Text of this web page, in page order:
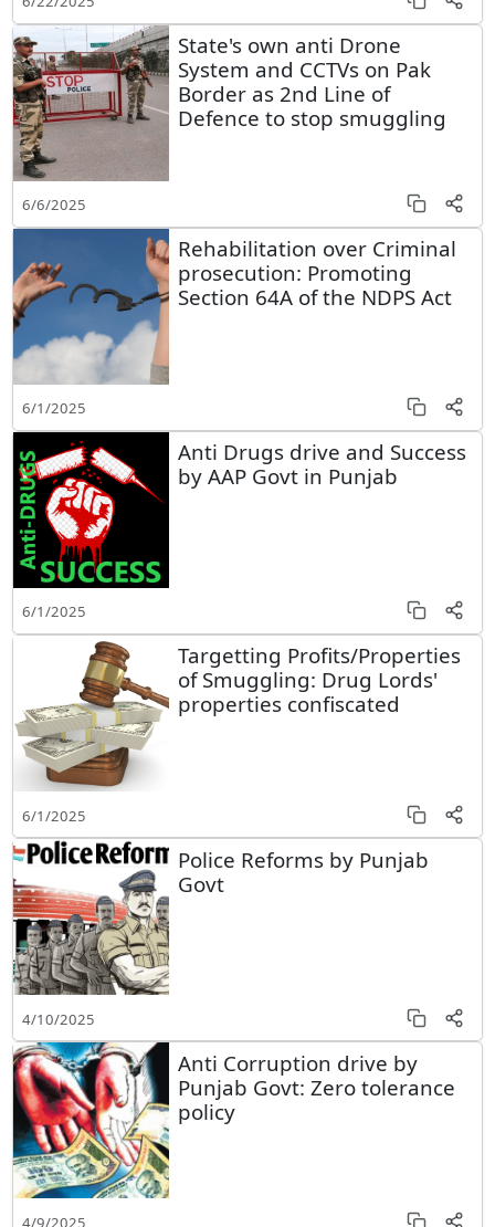
State's own anti Drone
System and CCTVs on Pak
Border as 2nd Line of
Defence to stop smuggling
6/6/2025
Rehabilitation over Criminal
prosecution: Promoting
Section 64A of the NDPS Act
6/1/2025
Anti Drugs drive and Success
by AAP Govt in Punjab
6/1/2025
Targetting Profits/Properties
of Smuggling: Drug Lords'
properties confiscated
6/1/2025
Police Reforms by Punjab
Govt
4/10/2025
Anti Corruption drive by
Punjab Govt: Zero tolerance
policy
4/9/2025